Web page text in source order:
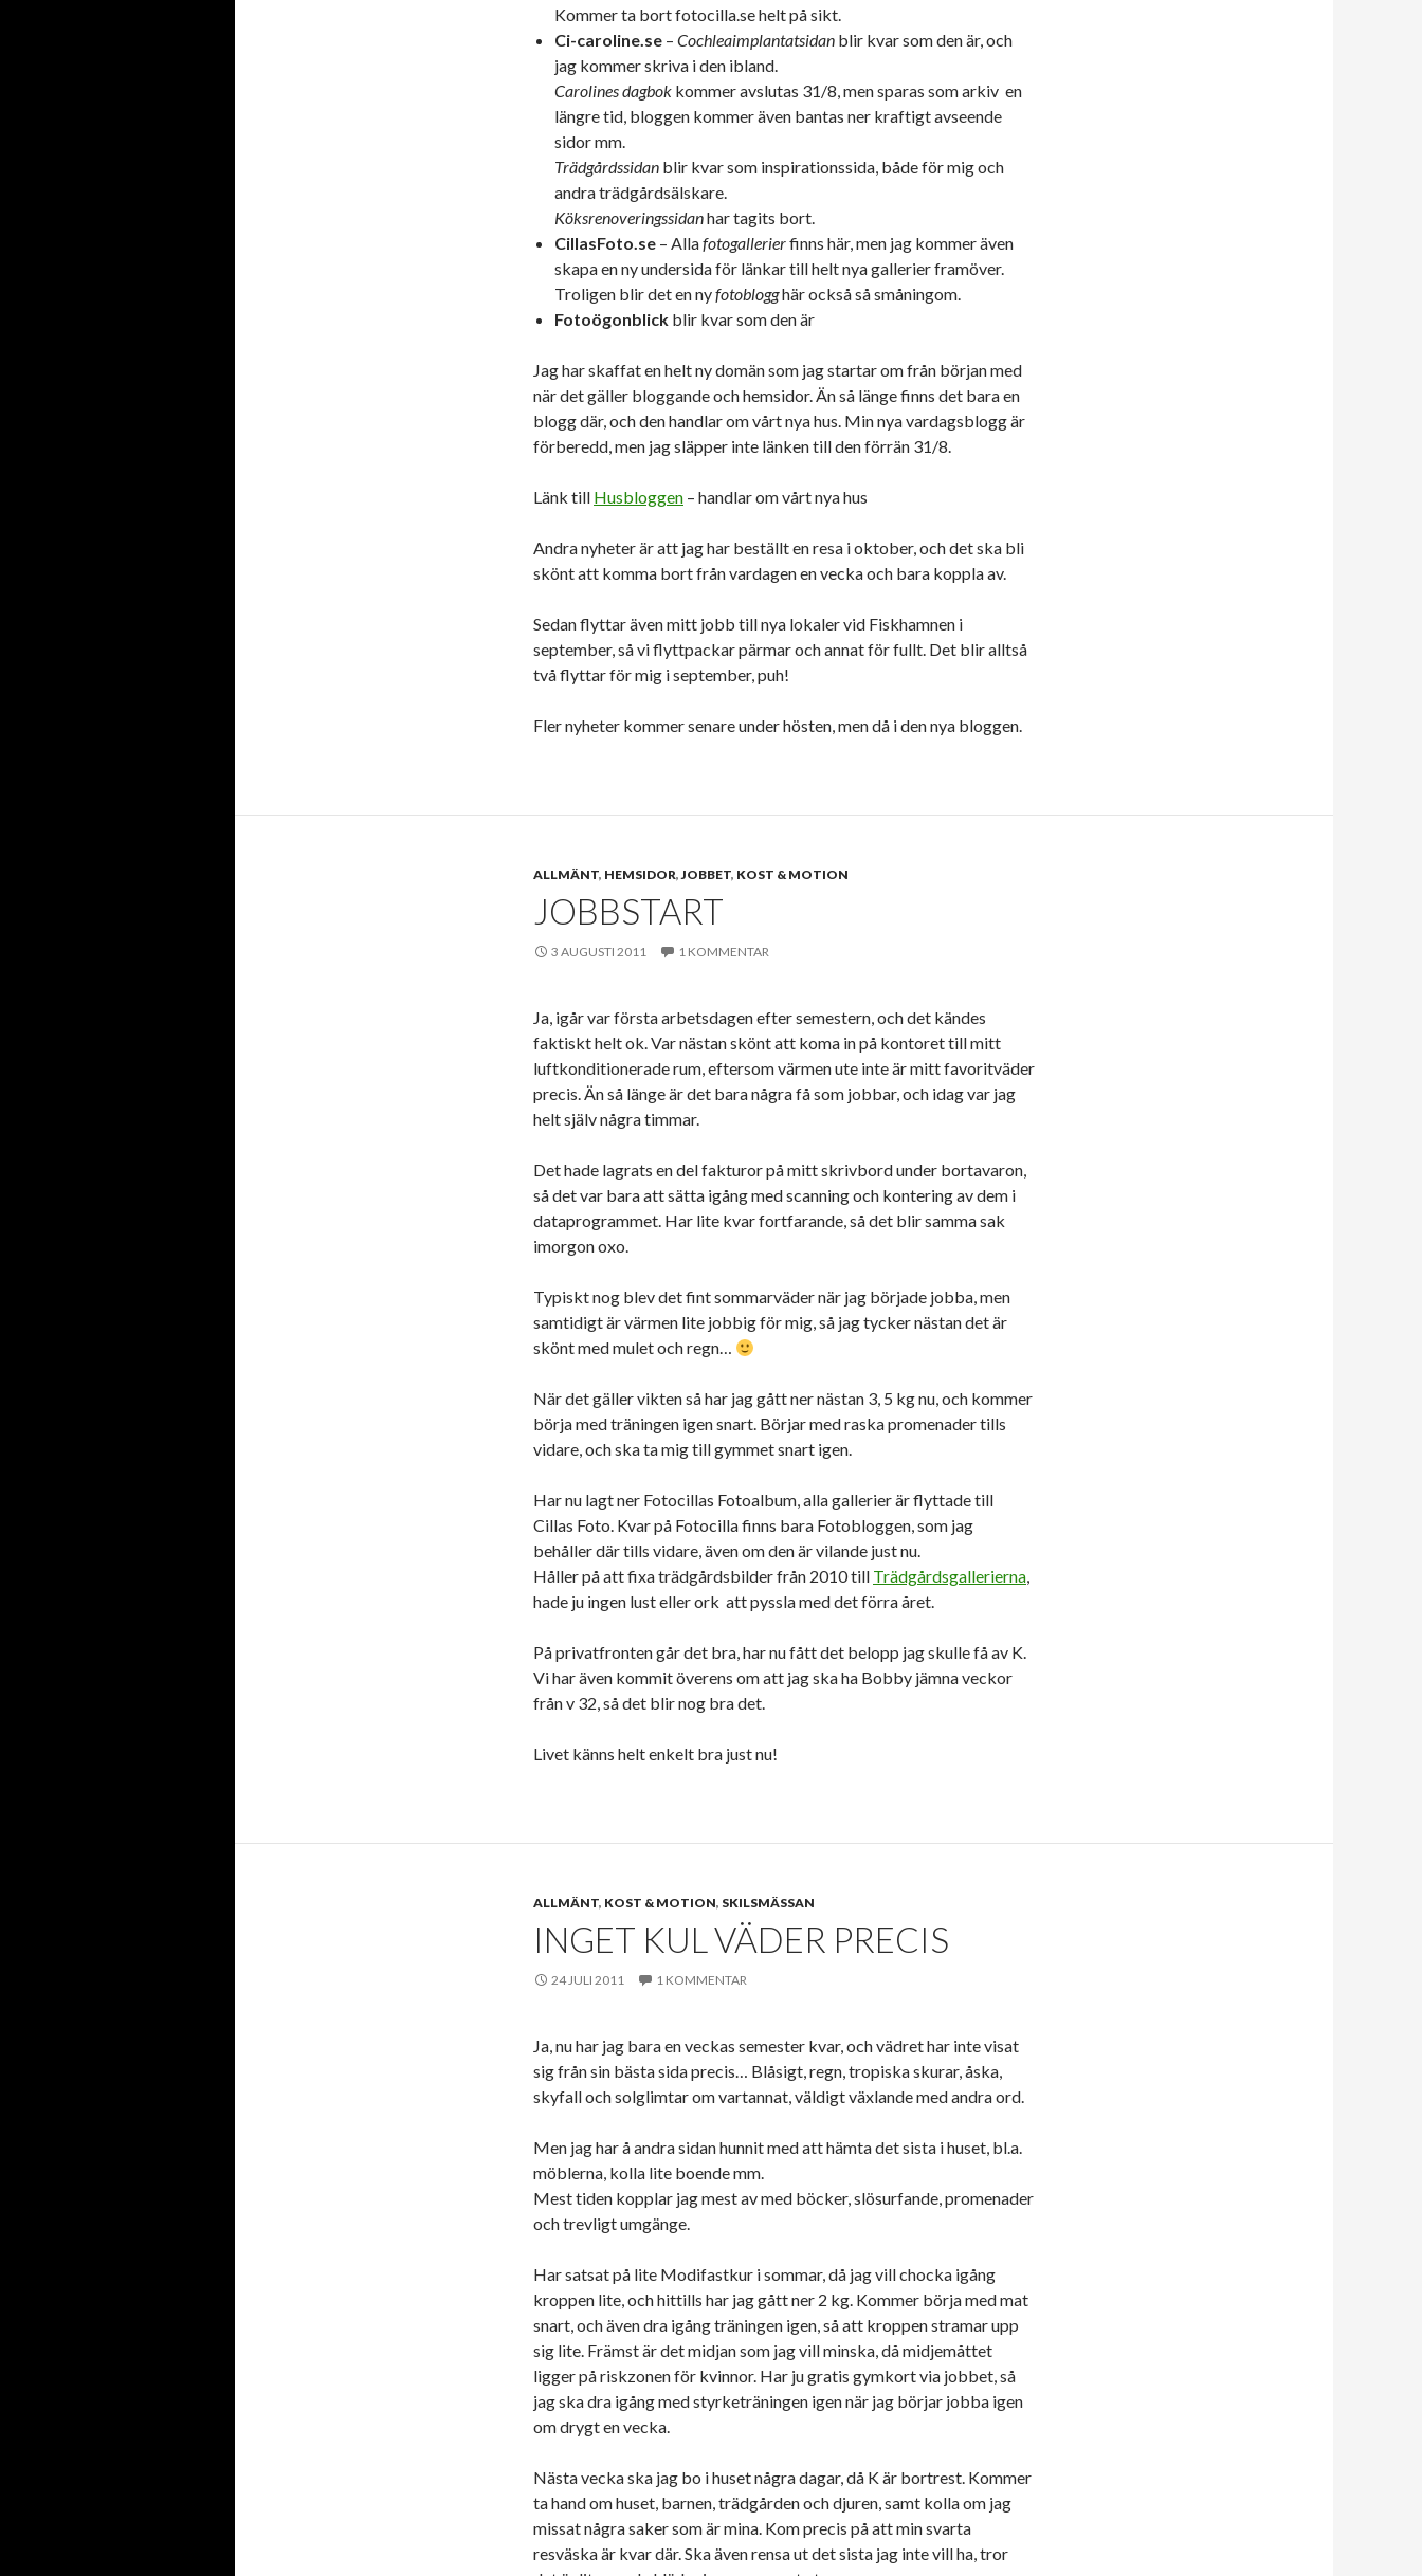
Kommer ta bort fotocilla.se helt på sikt.
Ci-caroline.se – Cochleaimplantatsidan blir kvar som den är, och
jag kommer skriva i den ibland.
Carolines dagbok kommer avslutas 31/8, men sparas som arkiv en
längre tid, bloggen kommer även bantas ner kraftigt avseende
sidor mm.
Trädgårdssidan blir kvar som inspirationssida, både för mig och
andra trädgårdsälskare.
Köksrenoveringssidanhar tagits bort.
CillasFoto.se – Allafotogallerierfinns här, men jag kommer även
skapa en ny undersida för länkar till helt nya gallerier framöver.
Troligen blir det en nyfotoblogghär också så småningom.
Fotoögonblick blir kvar som den är
Jag har skaffat en helt ny domän som jag startar om från början med
när det gäller bloggande och hemsidor. Än så länge finns det bara en
blogg där, och den handlar om vårt nya hus. Min nya vardagsblogg är
förberedd, men jag släpper inte länken till den förrän 31/8.
Länk till Husbloggen – handlar om vårt nya hus
Andra nyheter är att jag har beställt en resa i oktober, och det ska bli
skönt att komma bort från vardagen en vecka och bara koppla av.
Sedan flyttar även mitt jobb till nya lokaler vid Fiskhamnen i
september, så vi flyttpackar pärmar och annat för fullt. Det blir alltså
två flyttar för mig i september, puh!
Fler nyheter kommer senare under hösten, men då i den nya bloggen.
ALLMÄNT, HEMSIDOR,JOBBET, KOST & MOTION
JOBBSTART
3 AUGUSTI 2011 1 KOMMENTAR
Ja, igår var första arbetsdagen efter semestern, och det kändes
faktiskt helt ok. Var nästan skönt att koma in på kontoret till mitt
luftkonditionerade rum, eftersom värmen ute inte är mitt favoritväder
precis. Än så länge är det bara några få som jobbar, och idag var jag
helt själv några timmar.
Det hade lagrats en del fakturor på mitt skrivbord under bortavaron,
så det var bara att sätta igång med scanning och kontering av dem i
dataprogrammet. Har lite kvar fortfarande, så det blir samma sak
imorgon oxo.
Typiskt nog blev det fint sommarväder när jag började jobba, men
samtidigt är värmen lite jobbig för mig, så jag tycker nästan det är
skönt med mulet och regn…
När det gäller vikten så har jag gått ner nästan 3, 5 kg nu, och kommer
börja med träningen igen snart. Börjar med raska promenader tills
vidare, och ska ta mig till gymmet snart igen.
Har nu lagt ner Fotocillas Fotoalbum, alla gallerier är flyttade till
Cillas Foto. Kvar på Fotocilla finns bara Fotobloggen, som jag
behåller där tills vidare, även om den är vilande just nu.
Håller på att fixa trädgårdsbilder från 2010 till Trädgårdsgallerierna,
hade ju ingen lust eller ork att pyssla med det förra året.
På privatfronten går det bra, har nu fått det belopp jag skulle få av K.
Vi har även kommit överens om att jag ska ha Bobby jämna veckor
från v 32, så det blir nog bra det.
Livet känns helt enkelt bra just nu!
ALLMÄNT, KOST & MOTION, SKILSMÄSSAN
INGET KUL VÄDER PRECIS
24 JULI 2011 1 KOMMENTAR
Ja, nu har jag bara en veckas semester kvar, och vädret har inte visat
sig från sin bästa sida precis… Blåsigt, regn, tropiska skurar, åska,
skyfall och solglimtar om vartannat, väldigt växlande med andra ord.
Men jag har å andra sidan hunnit med att hämta det sista i huset, bl.a.
möblerna, kolla lite boende mm.
Mest tiden kopplar jag mest av med böcker, slösurfande, promenader
och trevligt umgänge.
Har satsat på lite Modifastkur i sommar, då jag vill chocka igång
kroppen lite, och hittills har jag gått ner 2 kg. Kommer börja med mat
snart, och även dra igång träningen igen, så att kroppen stramar upp
sig lite. Främst är det midjan som jag vill minska, då midjemåttet
ligger på riskzonen för kvinnor. Har ju gratis gymkort via jobbet, så
jag ska dra igång med styrketräningen igen när jag börjar jobba igen
om drygt en vecka.
Nästa vecka ska jag bo i huset några dagar, då K är bortrest. Kommer
ta hand om huset, barnen, trädgården och djuren, samt kolla om jag
missat några saker som är mina. Kom precis på att min svarta
resväska är kvar där. Ska även rensa ut det sista jag inte vill ha, tror